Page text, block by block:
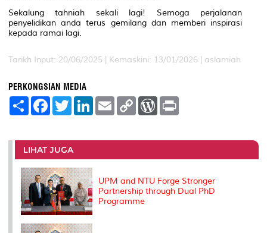
Sekalung tahniah sekali lagi! Semoga perjalanan
penyelidikan anda terus gemilang dan memberi inspirasi
kepada ramai lagi.
Tarikh Input: 20/06/2025 | Kemaskini: 13/01/2026 | aslamiah
PERKONGSIAN MEDIA
S
e
F
a
b
o
o
k
T
w
t
e
r
L
e
I
E
m
l
C
L
n
W
P
e
s
t
LIHAT JUGA
UPM and NTU Forge Stronger
Partnership through Dual PhD
Programme